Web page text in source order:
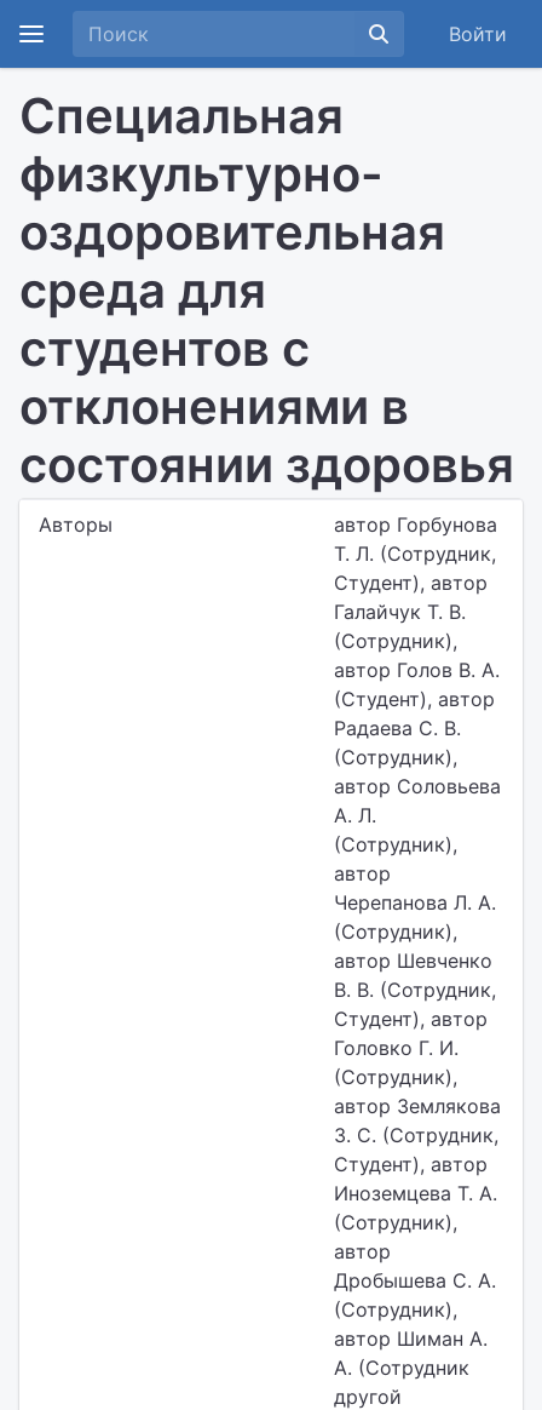
Войти
Специальная
физкультурно-
оздоровительная
среда для
студентов с
отклонениями в
состоянии здоровья
Авторы
автор Горбунова
Т. Л. (Сотрудник,
Студент), автор
Галайчук Т. В.
(Сотрудник),
автор Голов В. А.
(Студент), автор
Радаева С. В.
(Сотрудник),
автор Соловьева
А. Л.
(Сотрудник),
автор
Черепанова Л. А.
(Сотрудник),
автор Шевченко
В. В. (Сотрудник,
Студент), автор
Головко Г. И.
(Сотрудник),
автор Землякова
З. С. (Сотрудник,
Студент), автор
Иноземцева Т. А.
(Сотрудник),
автор
Дробышева С. А.
(Сотрудник),
автор Шиман А.
А. (Сотрудник
другой